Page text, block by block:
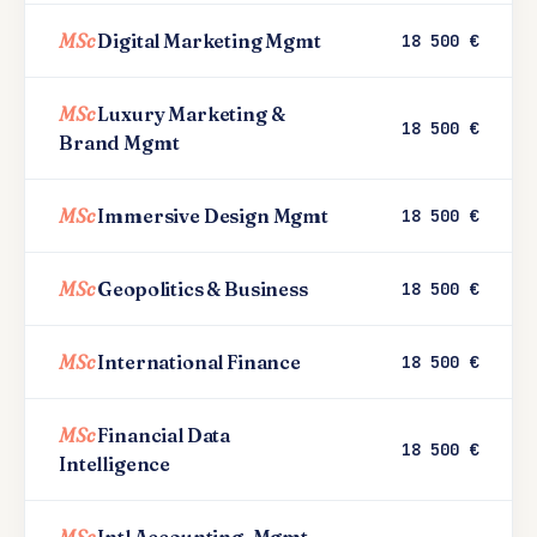
MScDigital Marketing Mgmt 18 500 €
MScLuxury Marketing &
Brand Mgmt
18 500 €
MScImmersive Design Mgmt 18 500 €
MScGeopolitics & Business 18 500 €
MScInternational Finance 18 500 €
MScFinancial Data
Intelligence
18 500 €